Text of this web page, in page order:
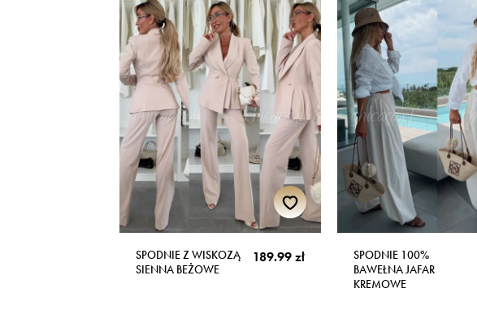
SPODNIE Z WISKOZĄ
SIENNA BEŻOWE
189.99 zł
SPODNIE 100%
BAWEŁNA JAFAR
KREMOWE